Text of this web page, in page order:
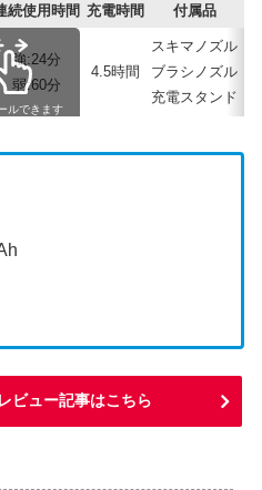
続使用時間 充電時間 付属品
強:24分
弱:60分
4.5時間
スキマノズル
ブラシノズル
充電スタンド
ルできます
ビュー記事はこちら